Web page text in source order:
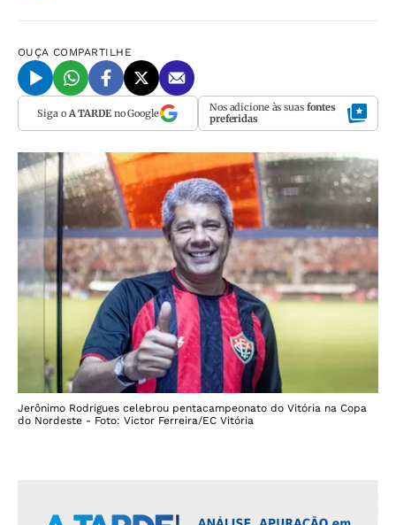
OUÇA COMPARTILHE
Siga o A TARDEno Google Nos adicione às suas fontes
preferidas
Jerônimo Rodrigues celebrou pentacampeonato do Vitória na Copa
do Nordeste - Foto: Victor Ferreira/EC Vitória